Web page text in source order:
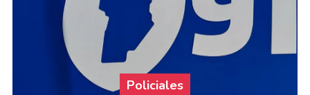
Policiales